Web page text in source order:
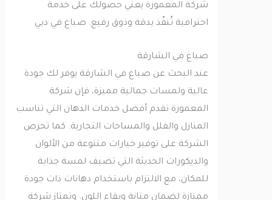
شركة المعمورة يعني حصولك على خدمة
احترافية تُنفّذ بدقة وذوق رفيع. صباغ في دبي
صباغ في الشارقة
عند البحث عن صباغ في الشارقة يوفر لك جودة
عالية ولمسات جمالية مميزة، فإن شركة
المعمورة تقدم أفضل خدمات الدهان التي تناسب
المنازل والفلل والمساحات التجارية. كما تحرص
الشركة على توفير خيارات متنوعة من الألوان
والديكورات الحديثة التي تضيف لمسة جذابة
للمكان، مع الالتزام باستخدام دهانات ذات جودة
ممتازة لضمان متانة وبقاء اللون. وتمتاز شركة